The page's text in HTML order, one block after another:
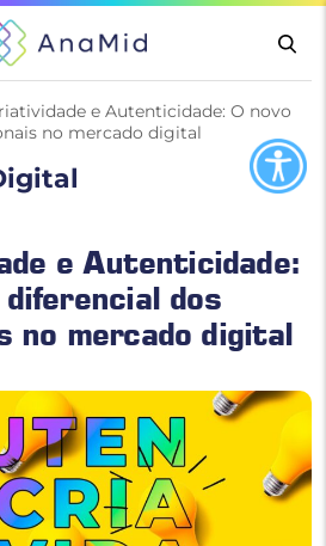
e Autenticidade: O novo
no mercado digital
e Autenticidade:
diferencial dos
no mercado digital